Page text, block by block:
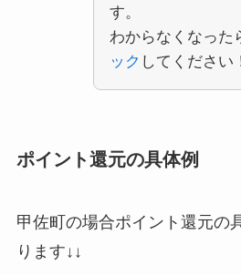
す。
わからなくなった
ック してください
ポイント還元の具体例
甲佐町の場合ポイント還元の
ります↓↓